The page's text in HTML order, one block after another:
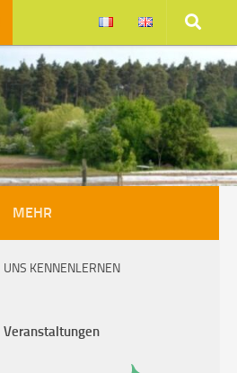
MEHR
UNS KENNENLERNEN
Veranstaltungen